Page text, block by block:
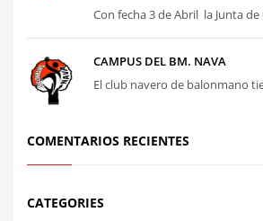
Con fecha 3 de Abril la Junta de
CAMPUS DEL BM. NAVA
El club navero de balonmano
COMENTARIOS RECIENTES
CATEGORIES